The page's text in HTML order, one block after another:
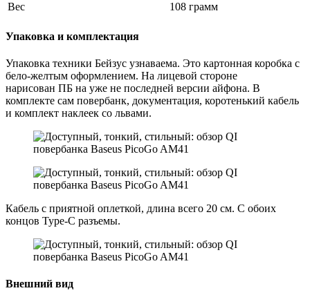
Вес
108 грамм
Упаковка и комплектация
Упаковка техники Бейзус узнаваема. Это картонная коробка с
бело-желтым оформлением. На лицевой стороне
нарисован ПБ на уже не последней версии айфона. В
комплекте сам повербанк, документация, коротенький кабель
и комплект наклеек со львами.
Кабель с приятной оплеткой, длина всего 20 см. С обоих
концов Type-C разъемы.
Внешний вид